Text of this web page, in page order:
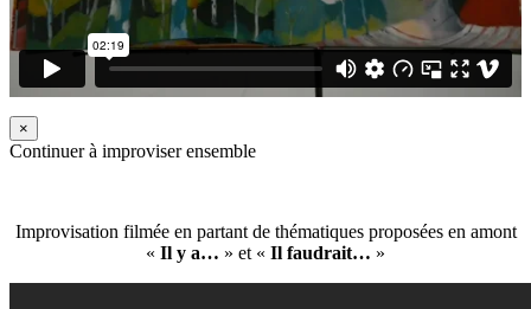
×
Continuer à improviser ensemble
Improvisation filmée en partant de thématiques proposées en amont
« Il y a… » et « Il faudrait… »